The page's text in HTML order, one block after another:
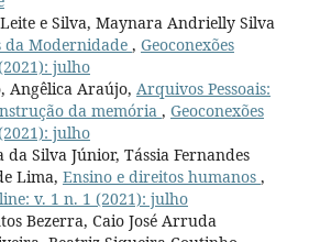
e Silva, Maynara Andrielly Silva
da Modernidade , Geoconexões
julho
Angêlica Araújo, Arquivos Pessoais:
da memória , Geoconexões
julho
Silva Júnior, Tássia Fernandes
Lima, Ensino e direitos humanos ,
v. 1 n. 1 (2021): julho
Bezerra, Caio José Arruda